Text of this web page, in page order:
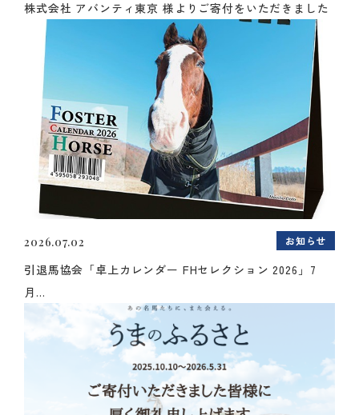
株式会社 アバンティ東京 様よりご寄付をいただきました
2026.07.02 お知らせ
引退馬協会「卓上カレンダー FHセレクション 2026」7
月...